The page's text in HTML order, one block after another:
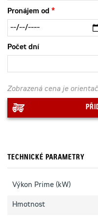
Pronájem od
Počet dní
Zobrazená cena je
TECHNICKÉ PARAMETRY
Výkon Prime (kW)
Hmotnost